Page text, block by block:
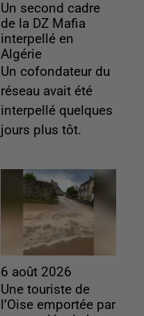
Un second cadre
de la DZ Mafia
interpellé en
Algérie
Un cofondateur du
réseau avait été
interpellé quelques
jours plus tôt.
6 août 2026
Une touriste de
l’Oise emportée par